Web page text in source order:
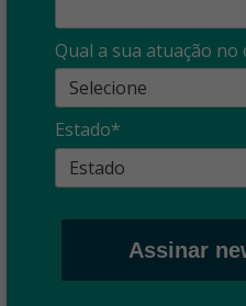
Qual a sua atuação no
Estado*
Assinar